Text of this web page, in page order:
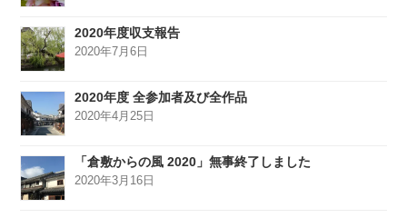
2020年度収支報告
2020年7月6日
2020年度 全参加者及び全作品
2020年4月25日
「倉敷からの風 2020」無事終了しました
2020年3月16日